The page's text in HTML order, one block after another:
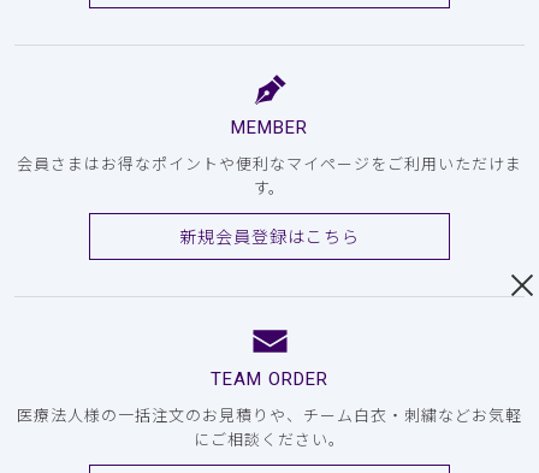
MEMBER
会員さまはお得なポイントや便利なマイページをご利用いただけま
す。
新規会員登録はこちら
TEAM ORDER
医療法人様の一括注文のお見積りや、チーム白衣・刺繍などお気軽
にご相談ください。